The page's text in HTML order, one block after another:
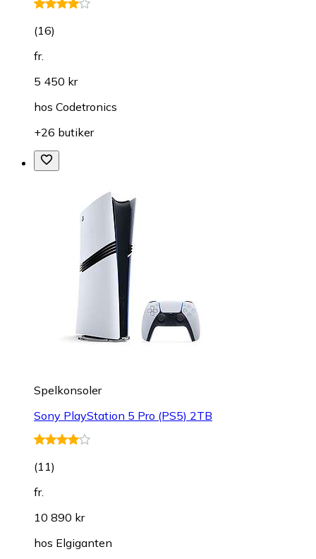
(16)
fr.
5 450 kr
hos Codetronics
+26 butiker
Spelkonsoler
Sony PlayStation 5 Pro (PS5) 2TB
(11)
fr.
10 890 kr
hos Elgiganten